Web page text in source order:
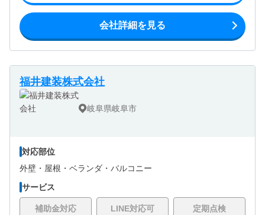
会社詳細を見る
福井建装株式会社
岐阜県岐阜市
対応部位
外壁・ 屋根・ ベランダ・バルコニー
サービス
補助金対応 LINE対応可 定期点検